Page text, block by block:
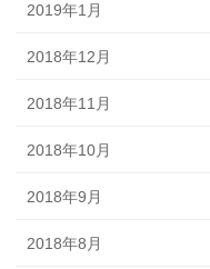
2019年1月
2018年12月
2018年11月
2018年10月
2018年9月
2018年8月